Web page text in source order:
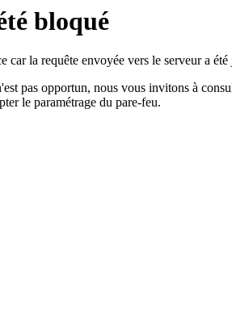
bloqué
la requête envoyée vers le serveur a été
pas opportun, nous vous invitons à
le paramétrage du pare-feu.